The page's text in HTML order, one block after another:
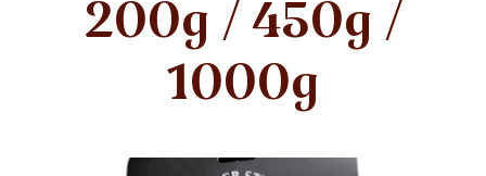
200g / 450g /
1000g